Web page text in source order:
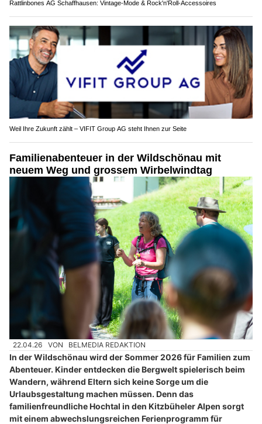
Rattlinbones AG Schaffhausen: Vintage-Mode & Rock'n'Roll-Accessoires
Weil Ihre Zukunft zählt – VIFIT Group AG steht Ihnen zur Seite
Familienabenteuer in der Wildschönau mit
neuem Weg und grossem Wirbelwindtag
22.04.26 VON BELMEDIA REDAKTION
In der Wildschönau wird der Sommer 2026 für Familien zum
Abenteuer. Kinder entdecken die Bergwelt spielerisch beim
Wandern, während Eltern sich keine Sorge um die
Urlaubsgestaltung machen müssen. Denn das
familienfreundliche Hochtal in den Kitzbüheler Alpen sorgt
mit einem abwechslungsreichen Ferienprogramm für